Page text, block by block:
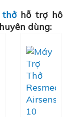
hỗ trợ hô
dùng: